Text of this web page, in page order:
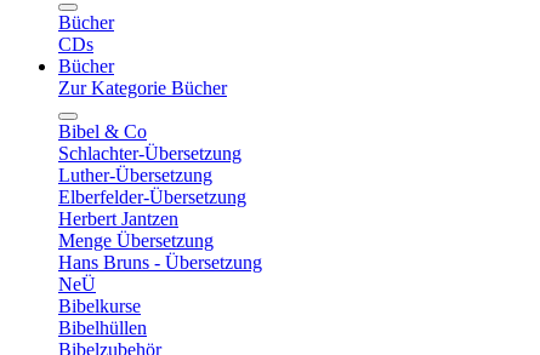
Bücher
CDs
Bücher
Zur Kategorie Bücher
Bibel & Co
Schlachter-Übersetzung
Luther-Übersetzung
Elberfelder-Übersetzung
Herbert Jantzen
Menge Übersetzung
Hans Bruns - Übersetzung
NeÜ
Bibelkurse
Bibelhüllen
Bibelzubehör